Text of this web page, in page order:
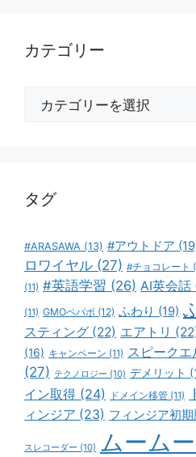
カテゴリー
タグ
#ARASAWA (13) #アウトドア
ロワイヤル (27) #チョコレート
(11) #英語学習 (26) AI英会話
(11) GMOペパボ (12) ふわり (19)
スティング (22) エアトリ
(16) キャンペーン (11) スピークエ
(27) テクノロジー (10) デメリット
イン取得 (24) ドメイン移管 (11)
ィンジア (23) フィンジア初
スレコーダー (10) ムーム